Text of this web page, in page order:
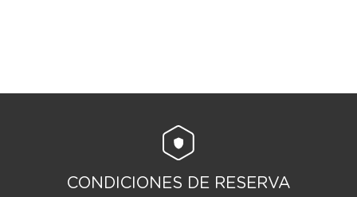
CONDICIONES DE RESERVA